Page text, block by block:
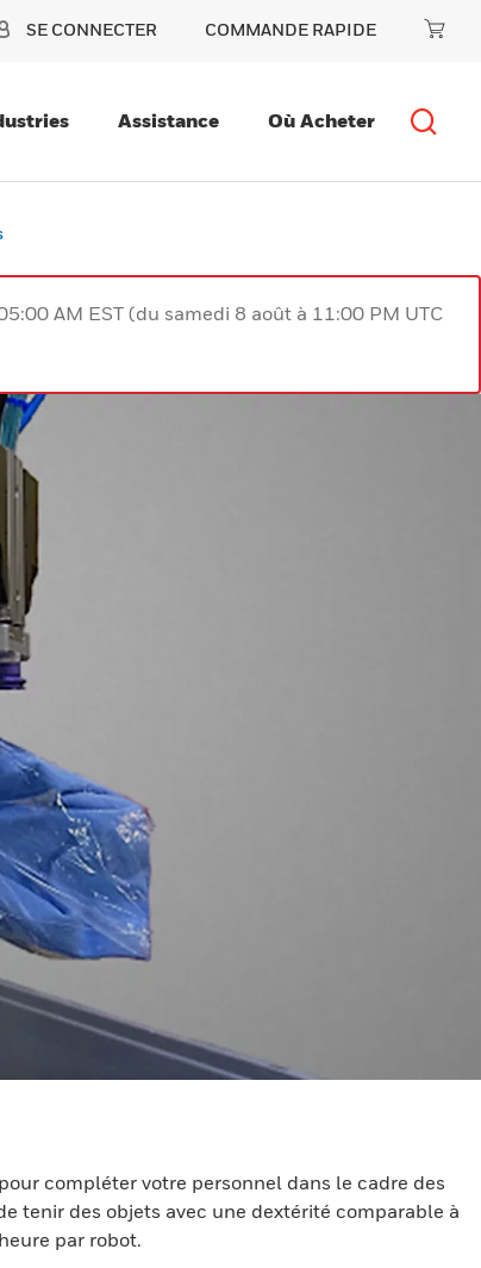
SE CONNECTER COMMANDE RAPIDE
Assistance Où Acheter
AM EST (du samedi 8 août à 11:00 PM UTC
compléter votre personnel dans le cadre des
tenir des objets avec une dextérité comparable à
par robot.